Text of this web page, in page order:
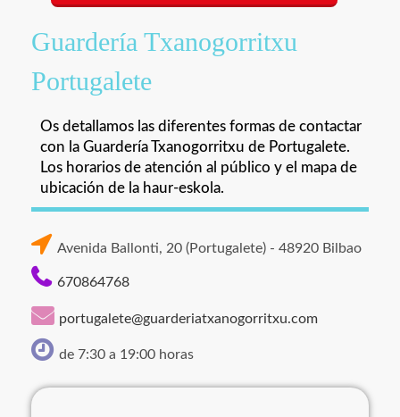
Guardería Txanogorritxu
Portugalete
Os detallamos las diferentes formas de contactar
con la Guardería Txanogorritxu de Portugalete.
Los horarios de atención al público y el mapa de
ubicación de la haur-eskola.
Avenida Ballonti, 20 (Portugalete) - 48920 Bilbao
670864768
portugalete@guarderiatxanogorritxu.com
de 7:30 a 19:00 horas